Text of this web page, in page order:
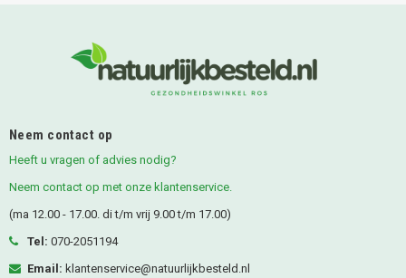
Neem contact op
Heeft u vragen of advies nodig?
Neem contact op met onze klantenservice.
(ma 12.00 - 17.00. di t/m vrij 9.00 t/m 17.00)
Tel: 070-2051194
Email: klantenservice@natuurlijkbesteld.nl